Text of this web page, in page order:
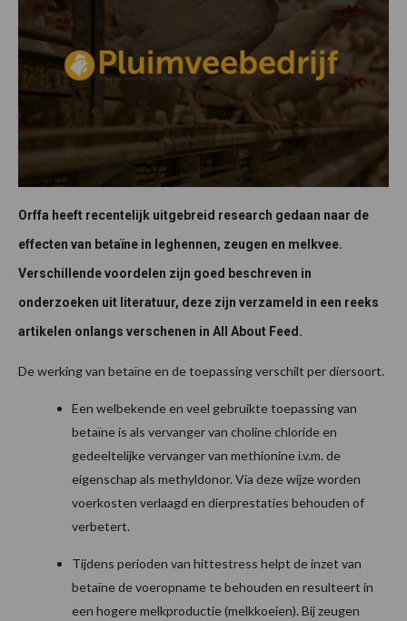
Orffa heeft recentelijk uitgebreid research gedaan naar de
effecten van betaïne in leghennen, zeugen en melkvee.
Verschillende voordelen zijn goed beschreven in
onderzoeken uit literatuur, deze zijn verzameld in een reeks
artikelen onlangs verschenen in All About Feed.
De werking van betaïne en de toepassing verschilt per diersoort.
Een welbekende en veel gebruikte toepassing van
betaïne is als vervanger van choline chloride en
gedeeltelijke vervanger van methionine i.v.m. de
eigenschap als methyldonor. Via deze wijze worden
voerkosten verlaagd en dierprestaties behouden of
verbetert.
Tijdens perioden van hittestress helpt de inzet van
betaïne de voeropname te behouden en resulteert in
een hogere melkproductie (melkkoeien). Bij zeugen